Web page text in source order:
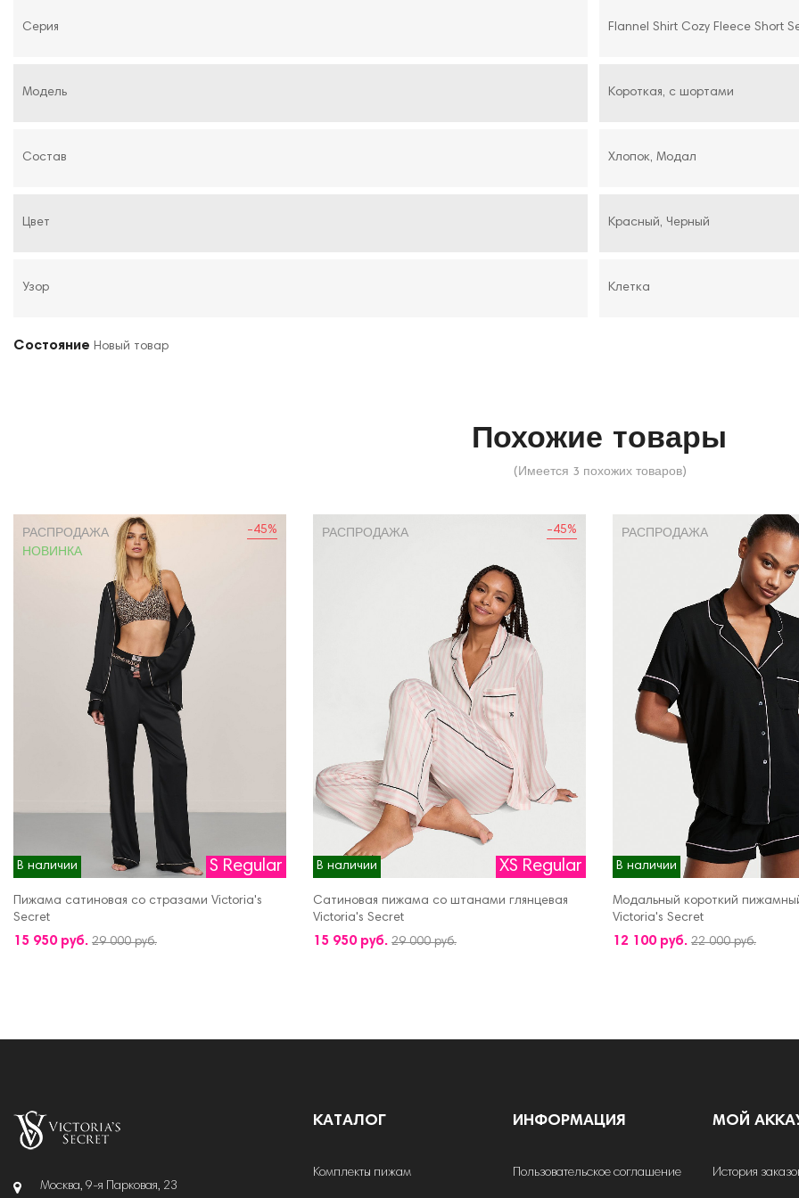
Серия Flannel Shirt Cozy Fleece Short
Модель Короткая, с шортами
Состав Хлопок, Модал
Цвет Красный, Черный
Узор Клетка
Состояние Новый товар
Похожие товары
(Имеется 3 похожих товаров)
-45%
РАСПРОДАЖА
НОВИНКА
В наличии S Regular
Пижама сатиновая со стразами Victoria's
Secret
15 950 руб. 29 000 руб.
-45%
РАСПРОДАЖА
В наличии XS Regular
Сатиновая пижама со штанами глянцевая
Victoria's Secret
15 950 руб. 29 000 руб.
РАСПРОДАЖА
В наличии
Модальный короткий
Victoria's Secret
12 100 руб. 22 000 руб.
Москва, 9-я Парковая, 23
КАТАЛОГ
Комплекты пижам
ИНФОРМАЦИЯ
Пользовательское соглашение
МОЙ
История